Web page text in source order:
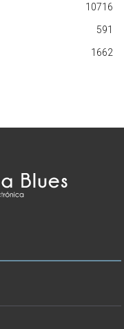
10716
591
1662